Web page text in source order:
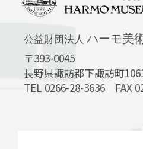
公益財団法人 ハーモ美
〒393-0045
長野県諏訪郡下諏訪町
TEL 0266-28-3636 FAX